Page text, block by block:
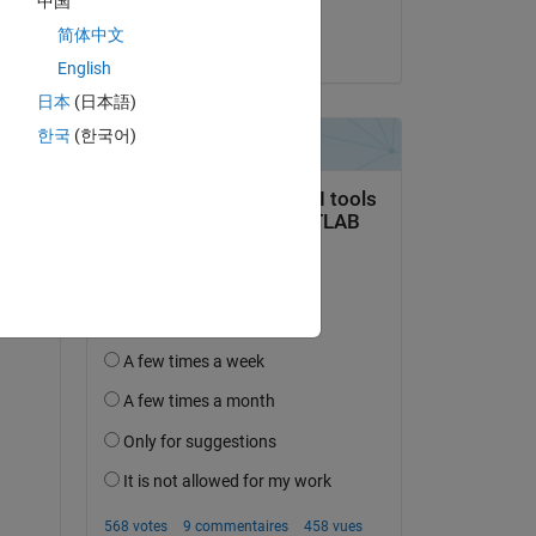
le 26 Mar 2025
简体中文
English
日本 (日本語)
한국 (한국어)